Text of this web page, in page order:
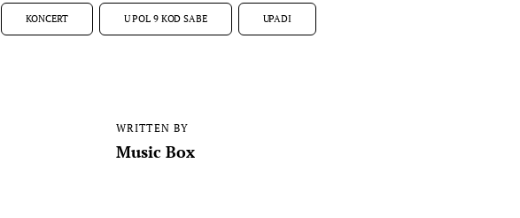
KONCERT U POL 9 KOD SABE UPADI
WRITTEN BY
Music Box